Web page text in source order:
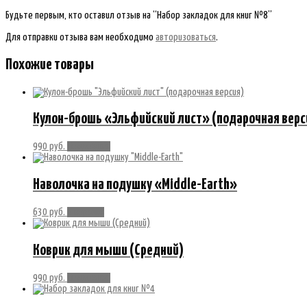
Будьте первым, кто оставил отзыв на “Набор закладок для книг №8”
Для отправки отзыва вам необходимо авторизоваться.
Похожие товары
Кулон-брошь «Эльфийский лист» (подарочная
990 руб.
Наволочка на подушку «Middle-Earth»
630 руб.
Коврик для мыши (Средний)
990 руб.